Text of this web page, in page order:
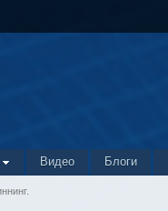
Видео Блоги